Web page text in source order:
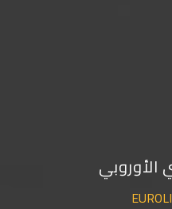
الأوروبي
EUROLIBYA